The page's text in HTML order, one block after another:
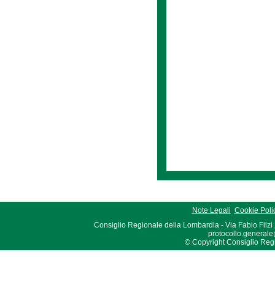
Note Legali Cookie
Consiglio Regionale della Lombardia - Via Fabio Filzi
© Copyright Consiglio